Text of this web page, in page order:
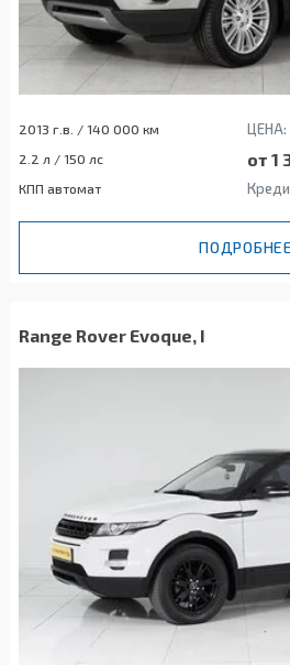
2013 г.в. / 140 000 км ЦЕНА:
2.2 л / 150 лс от 1
КПП автомат
ПОДРОБНЕЕ
Range Rover Evoque, I